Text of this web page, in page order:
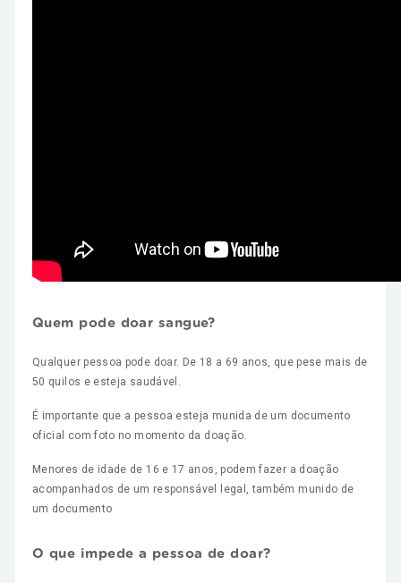
Quem pode doar sangue?
Qualquer pessoa pode doar. De 18 a 69 anos, que pese mais de
50 quilos e esteja saudável.
É importante que a pessoa esteja munida de um documento
oficial com foto no momento da doação.
Menores de idade de 16 e 17 anos, podem fazer a doação
acompanhados de um responsável legal, também munido de
um documento
O que impede a pessoa de doar?